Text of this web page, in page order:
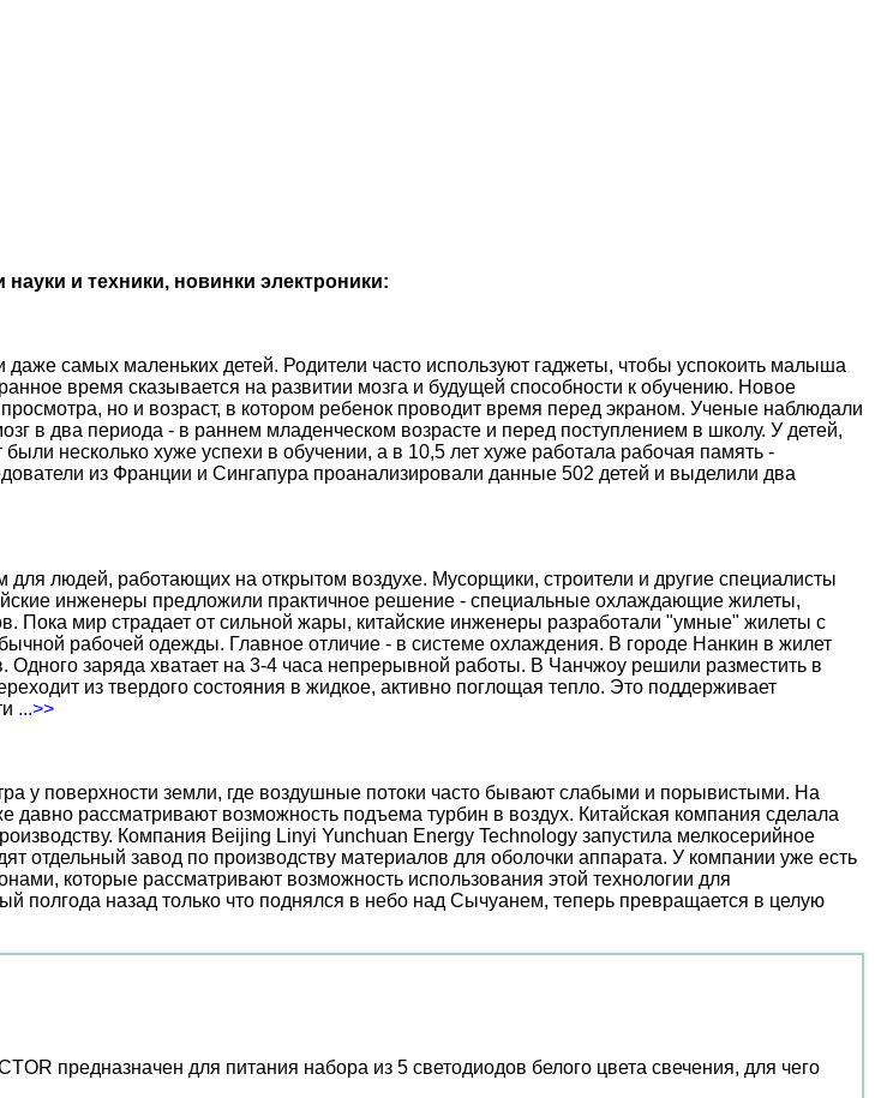
и техники, новинки электроники:
самых маленьких детей. Родители часто используют гаджеты, чтобы успокоить малыша
время сказывается на развитии мозга и будущей способности к обучению. Новое
но и возраст, в котором ребенок проводит время перед экраном. Ученые наблюдали
в два периода - в раннем младенческом возрасте и перед поступлением в школу. У детей,
несколько хуже успехи в обучении, а в 10,5 лет хуже работала рабочая память -
из Франции и Сингапура проанализировали данные 502 детей и выделили два
людей, работающих на открытом воздухе. Мусорщики, строители и другие специалисты
инженеры предложили практичное решение - специальные охлаждающие жилеты,
Пока мир страдает от сильной жары, китайские инженеры разработали "умные" жилеты с
рабочей одежды. Главное отличие - в системе охлаждения. В городе Нанкин в жилет
заряда хватает на 3-4 часа непрерывной работы. В Чанчжоу решили разместить в
из твердого состояния в жидкое, активно поглощая тепло. Это поддерживает
...>>
у поверхности земли, где воздушные потоки часто бывают слабыми и порывистыми. На
рассматривают возможность подъема турбин в воздух. Китайская компания сделала
Компания Beijing Linyi Yunchuan Energy Technology запустила мелкосерийное
отдельный завод по производству материалов для оболочки аппарата. У компании уже есть
которые рассматривают возможность использования этой технологии для
полгода назад только что поднялся в небо над Сычуанем, теперь превращается в целую
предназначен для питания набора из 5 светодиодов белого цвета свечения, для чего